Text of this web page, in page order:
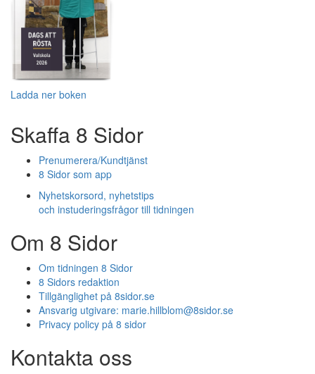
Ladda ner boken
Skaffa 8 Sidor
Prenumerera/Kundtjänst
8 Sidor som app
Nyhetskorsord, nyhetstips
och instuderingsfrågor till tidningen
Om 8 Sidor
Om tidningen 8 Sidor
8 Sidors redaktion
Tillgänglighet på 8sidor.se
Ansvarig utgivare: marie.hillblom@8sidor.se
Privacy policy på 8 sidor
Kontakta oss